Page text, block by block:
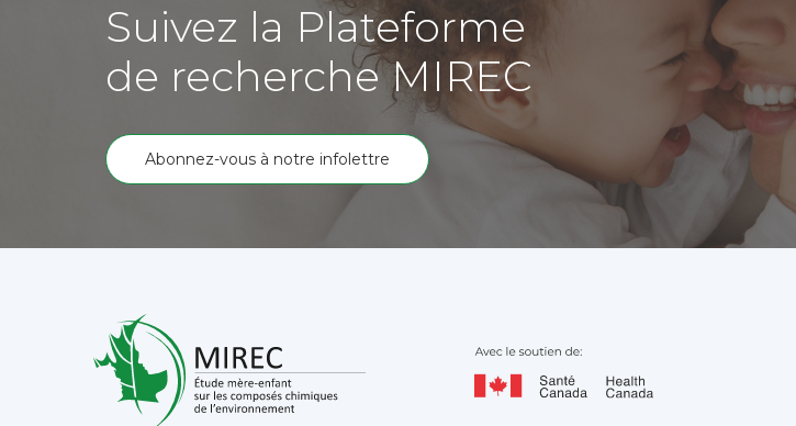
Suivez la Plateforme
de recherche MIREC
Abonnez-vous à notre infolettre